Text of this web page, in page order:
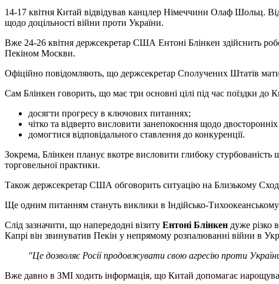
14-17 квітня Китай відвідував канцлер Німеччини Олаф Шольц.
щодо доцільності війни проти України.
Вже 24-26 квітня держсекретар США Ентоні Блінкен здійснить
Пекіном Москви.
Офіційно повідомляють, що держсекретар Сполучених Штатів
Сам Блінкен говорить, що має три основні цілі під час поїздки до
досягти прогресу в ключових питаннях;
чітко та відверто висловити занепокоєння щодо
домогтися відповідального ставлення до конкуренції.
Зокрема, Блінкен планує вкотре висловити глибоку
торговельної практики.
Також держсекретар США обговорить ситуацію на Близькому
Ще одним питанням стануть виклики в Індійсько-Тихоокеанському
Слід зазначити, що напередодні візиту Ентоні Блінкен дуже різко
Капрі він звинуватив Пекін у непрямому розпалюванні війни в
"Це дозволяє Росії продовжувати свою агресію проти
Вже давно в ЗМІ ходить інформація, що Китай допомагає